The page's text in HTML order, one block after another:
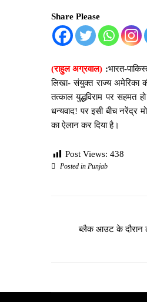
Share Please
(राहुल अग्रवाल) :भारत-
लिखा- संयुक्त राज्य अमेरिका
तत्काल युद्धविराम पर सहमत
धन्यवाद! पर इसी बीच नरेंद्र
का ऐलान कर दिया है।
Post Views: 438
Posted in Punjab
ब्लैक आउट के दौरान